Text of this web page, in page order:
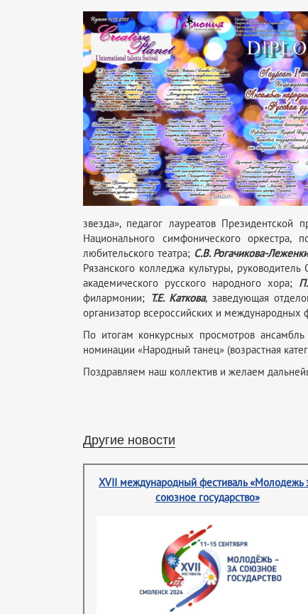
звезда», педагог лауреатов Президентской
Национального симфонического оркестра,
любительского театра; С.В. Рогачикова-
Рязанского колледжа культуры,
академического русского народного хора;
филармонии;
Т.Е. Каткова, заведующая
организатор всероссийских и международных
По итогам конкурсных просмотров
номинации «Народный танец» (возрастная
Поздравляем наш коллектив и желаем
Другие новости
XVII международный фестиваль «Молодежь
союзное государство»